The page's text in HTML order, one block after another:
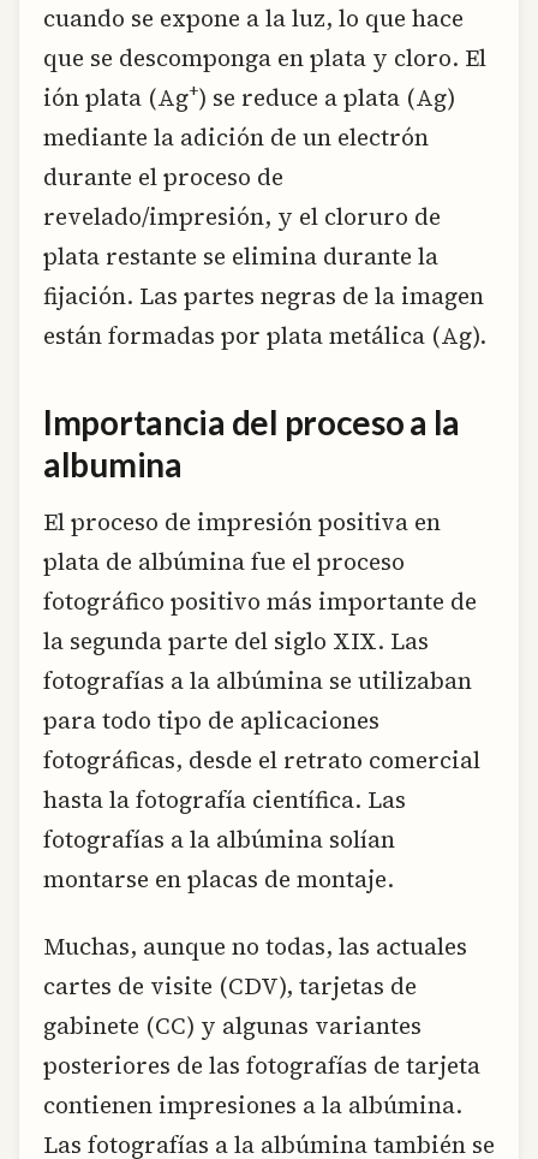
cuando se expone a la luz, lo que hace
que se descomponga en plata y cloro. El
ión plata (Ag+) se reduce a plata (Ag)
mediante la adición de un electrón
durante el proceso de
revelado/impresión, y el cloruro de
plata restante se elimina durante la
fijación. Las partes negras de la imagen
están formadas por plata metálica (Ag).
Importancia del proceso a la
albumina
El proceso de impresión positiva en
plata de albúmina fue el proceso
fotográfico positivo más importante de
la segunda parte del siglo XIX. Las
fotografías a la albúmina se utilizaban
para todo tipo de aplicaciones
fotográficas, desde el retrato comercial
hasta la fotografía científica. Las
fotografías a la albúmina solían
montarse en placas de montaje.
Muchas, aunque no todas, las actuales
cartes de visite (CDV), tarjetas de
gabinete (CC) y algunas variantes
posteriores de las fotografías de tarjeta
contienen impresiones a la albúmina.
Las fotografías a la albúmina también se